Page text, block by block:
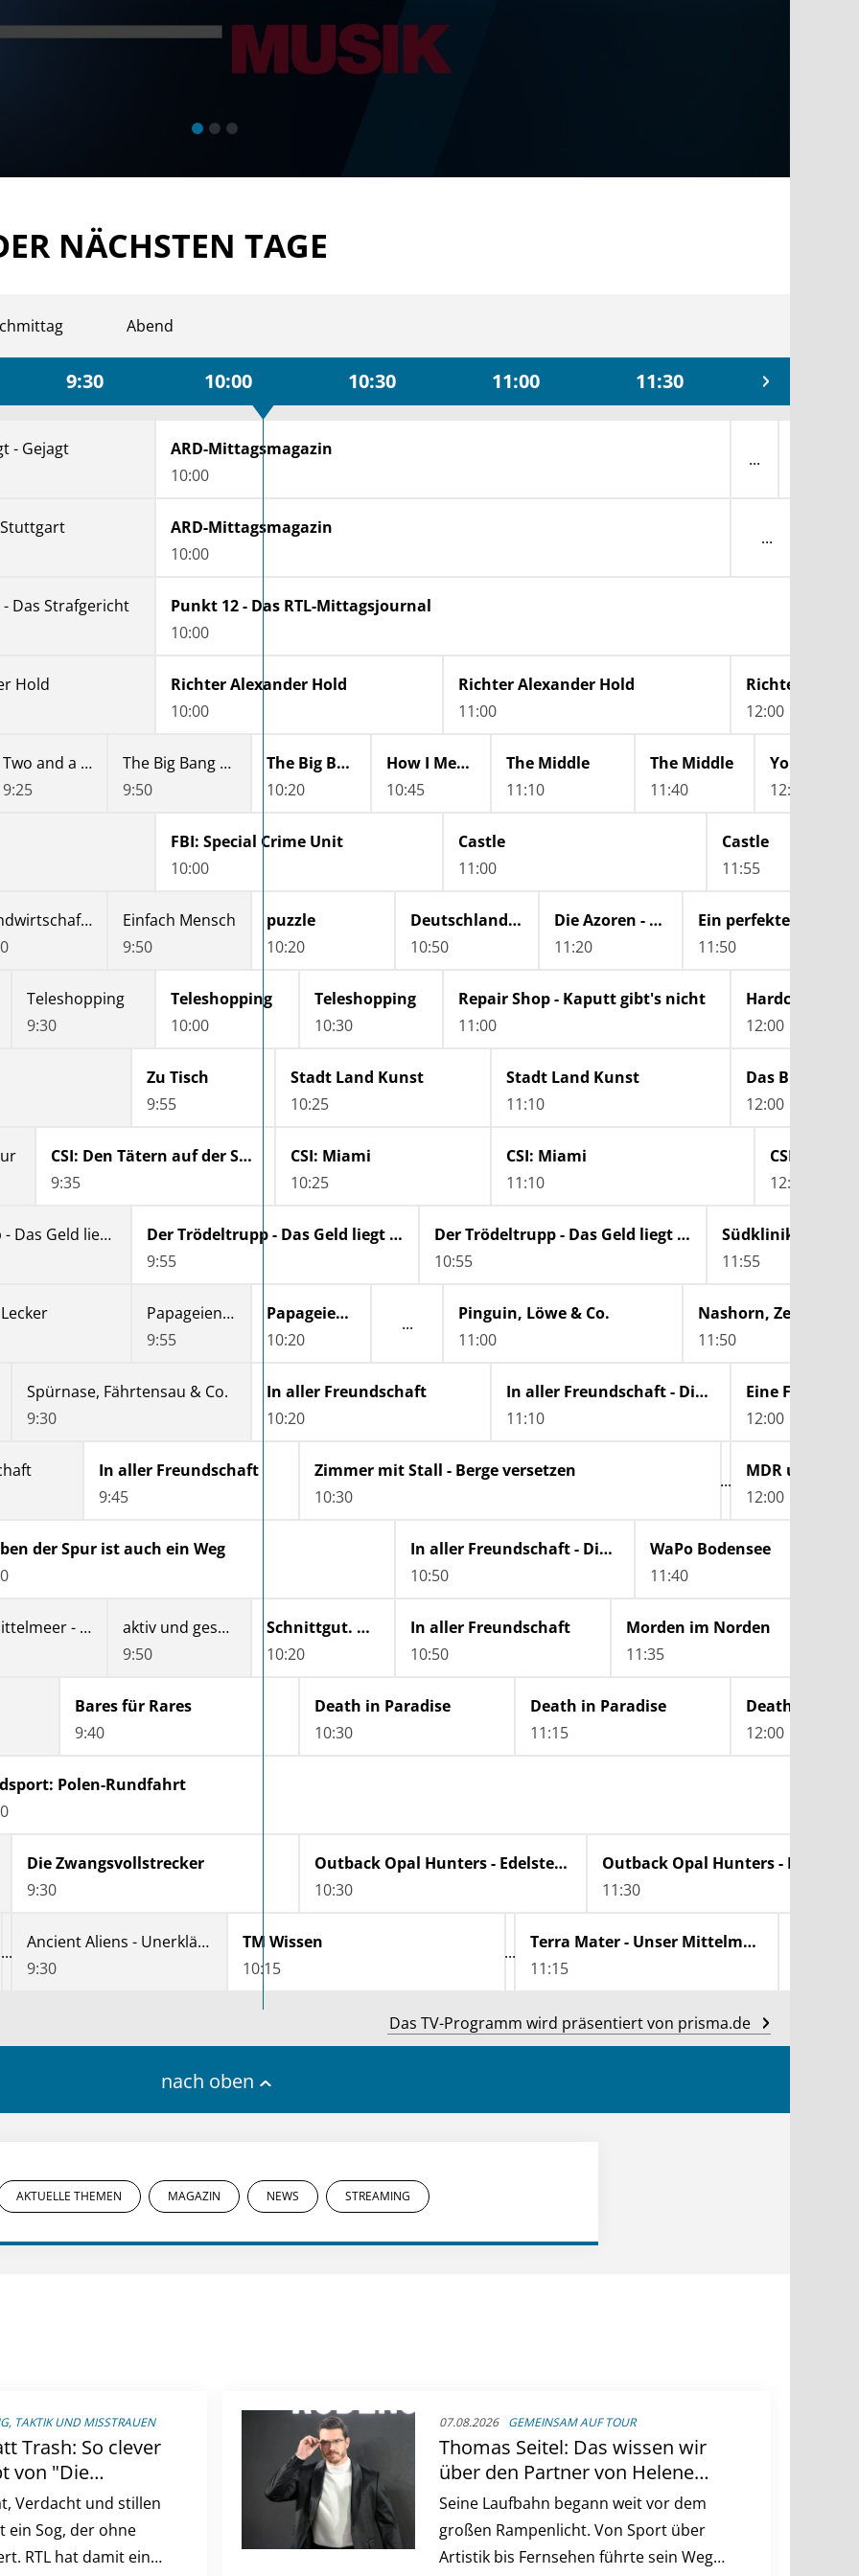
NÄCHSTEN TAGE
Abend
9:30 10:00 10:30 11:00 11:30
- Gejagt
ARD-Mittagsmagazin
10:00
Stuttgart
ARD-Mittagsmagazin
10:00
Das Strafgericht
Punkt 12 - Das RTL-Mittagsjournal
10:00
Hold
Richter Alexander Hold
10:00
Richter Alexander Hold
11:00
Richter
12:00
Two and a Half Men
9:25
The Big Bang Theory
9:50
The Big Bang Theory
10:20
How I Met Your Mother
10:45
The Middle
11:10
The Middle
11:40
12:05
FBI: Special Crime Unit
10:00
Castle
11:00
Castle
11:55
Landwirtschaft trotz allem - Aufbruch ins harte Bauernleben
Einfach Mensch
9:50
puzzle
10:20
Deutschland, wann bin ich genug?
10:50
Die Azoren - Grünes Inselparadies
11:20
11:50
Teleshopping
9:30
Teleshopping
10:00
Teleshopping
10:30
Repair Shop - Kaputt gibt's nicht
11:00
12:00
Zu Tisch
9:55
Stadt Land Kunst
10:25
Stadt Land Kunst
11:10
Das Biest
12:00
CSI: Den Tätern auf der Spur
9:35
CSI: Miami
10:25
CSI: Miami
11:10
CSI: Miami
12:05
Der Trödeltrupp - Das Geld liegt im Keller
Der Trödeltrupp - Das Geld liegt im Keller
9:55
Der Trödeltrupp - Das Geld liegt im Keller
10:55
Südklinik am
11:55
Papageien, Palmen & Co.
9:55
Papageien, Palmen & Co.
10:20
Pinguin, Löwe & Co.
11:00
11:50
Spürnase, Fährtensau & Co.
9:30
In aller Freundschaft
10:20
In aller Freundschaft - Die jungen Ärzte
11:10
12:00
In aller Freundschaft
9:45
Zimmer mit Stall - Berge versetzen
10:30
MDR um 2
12:00
der Spur ist auch ein Weg
In aller Freundschaft - Die jungen Ärzte
10:50
WaPo Bodensee
11:40
Expedition Mittelmeer - Der Westen
aktiv und gesund
9:50
Schnittgut. Alles aus dem Garten
10:20
In aller Freundschaft
10:50
Morden im Norden
11:35
Bares für Rares
9:40
Death in Paradise
10:30
Death in Paradise
11:15
Death in
12:00
Polen-Rundfahrt
Die Zwangsvollstrecker
9:30
Outback Opal Hunters - Edelsteinjagd in Australien
10:30
11:30
Ancient Aliens - Unerklärliche Phänomene
9:30
TM Wissen
10:15
Terra Mater - Unser Mittelmeer
11:15
Das TV-Programm wird präsentiert von prisma.de
nach oben
AKTUELLE THEMEN MAGAZIN NEWS STREAMING
TAKTIK UND MISSTRAUEN
Trash: So clever
von "Die
Verdacht und stillen
ein Sog, der ohne
RTL hat damit ein
07.08.2026 GEMEINSAM AUF TOUR
Thomas Seitel: Das wissen wir
über den Partner von Helene
Fischer
Seine Laufbahn begann weit vor dem
großen Rampenlicht. Von Sport über
Artistik bis Fernsehen führte sein Weg